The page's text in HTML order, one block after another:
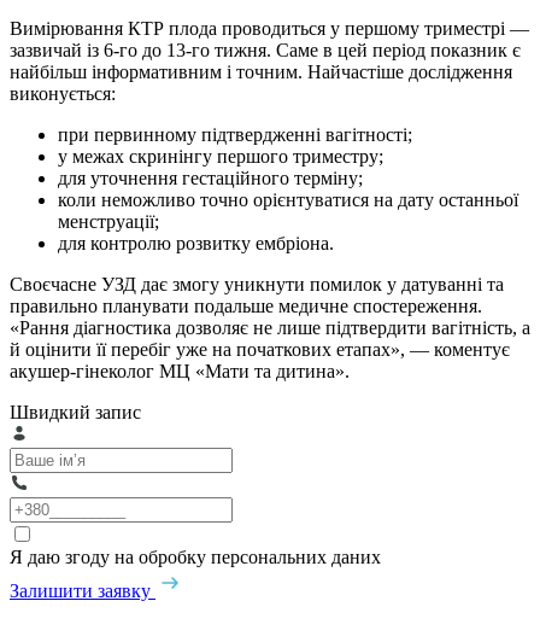
Вимірювання КТР плода проводиться у першому триместрі —
зазвичай із 6-го до 13-го тижня. Саме в цей період показник є
найбільш інформативним і точним. Найчастіше дослідження
виконується:
при первинному підтвердженні вагітності;
у межах скринінгу першого триместру;
для уточнення гестаційного терміну;
коли неможливо точно орієнтуватися на дату останньої
менструації;
для контролю розвитку ембріона.
Своєчасне УЗД дає змогу уникнути помилок у датуванні та
правильно планувати подальше медичне спостереження.
«Рання діагностика дозволяє не лише підтвердити вагітність, а
й оцінити її перебіг уже на початкових етапах», — коментує
акушер-гінеколог МЦ «Мати та дитина».
Швидкий запис
Я даю згоду на обробку персональних даних
Залишити заявку